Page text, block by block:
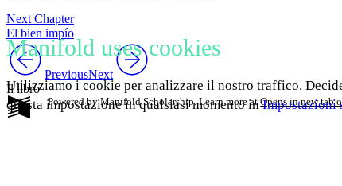
Next Chapter
El bien impío
PreviousNext
Il libro
Powered by Manifold Scholarship. Learn more at Opens in new tab
Manifold uses cookies
Utilizziamo i cookie per analizzare il nostro traffico.
questa impostazione in qualsiasi momento inImpostazioni